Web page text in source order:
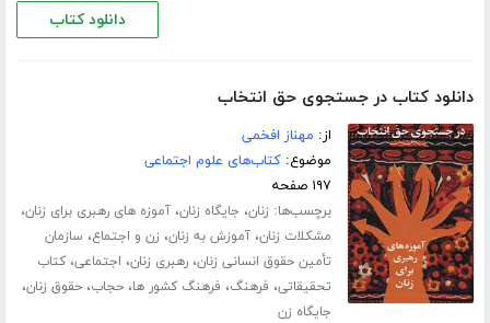
دانلود کتاب
دانلود کتاب در جستجوی حق انتخاب
از: مهناز افخمی
موضوع:کتاب‌های علوم اجتماعی
۱۹۷ صفحه
برچسب‌ها: زنان، جایگاه زنان،آموزه های رهبری برای زنان،
مشکلات زنان،آموزش به زنان، زن و اجتماع، سازمان
تأمین حقوق انسانی زنان،رهبری زنان، اجتماعی،کتاب
تحقیقاتی، فرهنگ، فرهنگ کشور ها،حجاب،حقوق زنان،
جایگاه زن